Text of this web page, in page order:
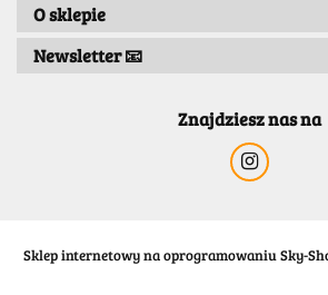
O sklepie
Newsletter 📧
Znajdziesz nas na
Sklep internetowy na oprogramowaniu Sky-